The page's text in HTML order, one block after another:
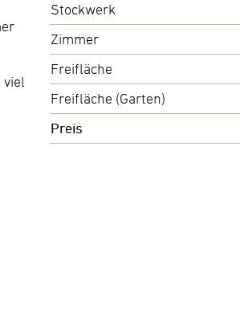
Stockwerk
Zimmer
Freifläche
Freifläche (Garten)
Preis